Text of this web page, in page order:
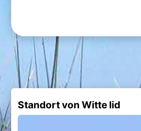
Standort von Witte lid